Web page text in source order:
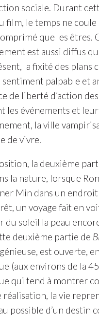
sociale. Durant
film, le temps ne coule
que les êtres.
est aussi diffus
la fixité des plans
sentiment palpable et
de liberté d’action
les événements et leur
la ville
de vivre.
la deuxième
la nature, lorsque
Min dans un
un voyage fait en
du soleil la peau
deuxième partie de
est ouverte,
(aux environs de la
qui tend à montrer
réalisation, la vie
possible d’un destin